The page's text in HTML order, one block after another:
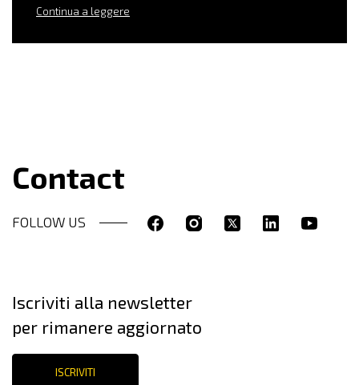
Continua a leggere
Contact
FOLLOW US
Iscriviti alla newsletter
per rimanere aggiornato
ISCRIVITI